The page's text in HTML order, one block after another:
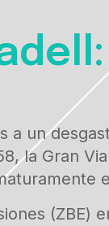
un
la Gran